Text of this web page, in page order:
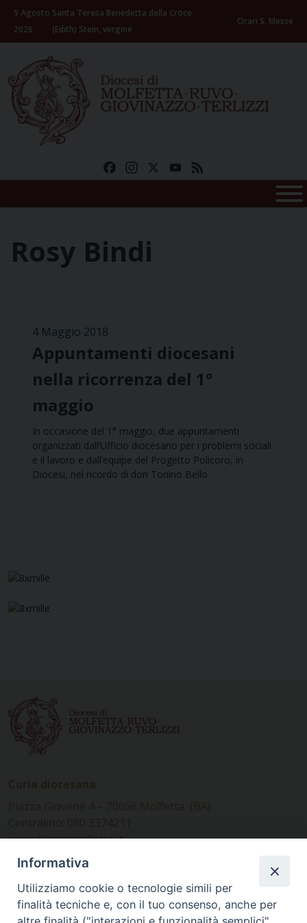
Skip
content
9 Agosto
2026
Santa Teresa Benedetta della Croce
(Edith) Stein, vergine
Orari S. Messe
FacebookInstagramYouTube
Rosy Bindi
4 Maggio 2018
Appuntamenti diocesani
nella ricorrenza del 1°
maggio
In occasione del 1° maggio, due appuntamenti
organizzati dall’Ufficio diocesano per i problemi sociali
e il lavoro e dall’equipe del Progetto Policoro, in
Diocesi, nel ricordo di don Tonino Bello
www.diocesimolfetta.it –
diocesimolfetta@pec.chiesacattolica.it
Ufficio Comunicazioni sociali
Informativa
Utilizziamo cookie o tecnologie simili per
finalità tecniche e, con il tuo consenso, anche per